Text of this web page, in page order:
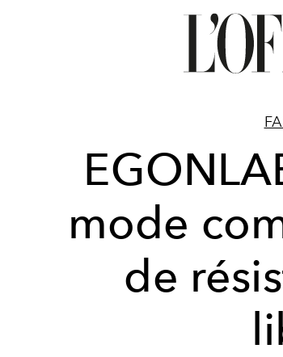
mode
de